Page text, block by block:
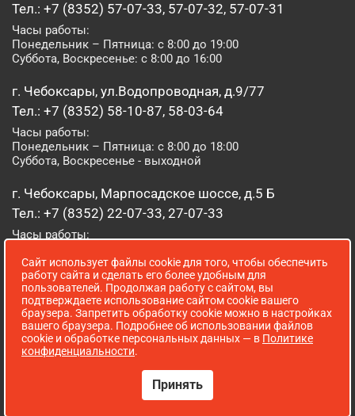
Тел.: +7 (8352) 57-07-33, 57-07-32, 57-07-31
Часы работы:
Понедельник – Пятница: с 8:00 до 19:00
Суббота, Воскресенье: с 8:00 до 16:00
г. Чебоксары, ул.Водопроводная, д.9/77
Тел.: +7 (8352) 58-10-87, 58-03-64
Часы работы:
Понедельник – Пятница: с 8:00 до 18:00
Суббота, Воскресенье - выходной
г. Чебоксары, Марпосадское шоссе, д.5 Б
Тел.: +7 (8352) 22-07-33, 27-07-33
Часы работы:
Суббота, Воскресенье: с 8:00 до 16:00
г. Йошкар-Ола, ул. Луначарского, д. 52 А
Тел.: (8362) 41-07-31
Часы работы:
Понедельник – Пятница: с 8:00 до 18:00
Сопровождение сайта WebStroy
Сайт использует файлы cookie для того, чтобы обеспечить
работу сайта и сделать его более удобным для
пользователей. Продолжая работу с сайтом, вы
подтверждаете использование сайтом cookie вашего
браузера. Запретить обработку cookie можно в настройках
вашего браузера. Подробнее об использовании файлов
cookie и обработке персональных данных — в Политике
конфиденциальности.
Принять